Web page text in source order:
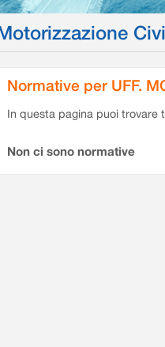
Normative per UFF.
In questa pagina puoi
Non ci sono normative